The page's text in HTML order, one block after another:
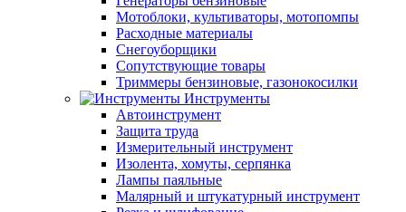
Мотоблоки, культиваторы, мотопомпы
Расходные материалы
Снегоуборщики
Сопутствующие товары
Триммеры бензиновые, газонокосилки
Инструменты
Автоинструмент
Защита труда
Измерительный инструмент
Изолента, хомуты, серпянка
Лампы паяльные
Малярный и штукатурный инструмент